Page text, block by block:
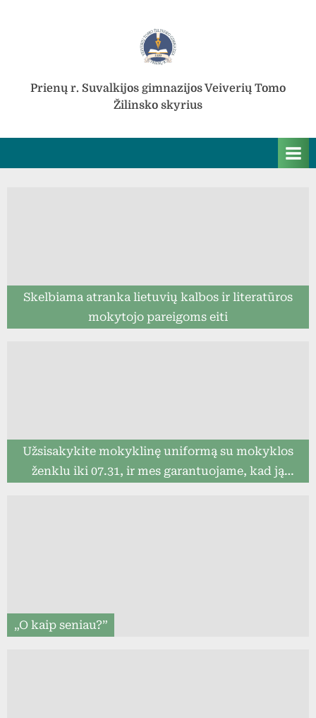
Prienų r. Suvalkijos gimnazijos Veiverių Tomo
Žilinsko skyrius
Skelbiama atranka lietuvių kalbos ir literatūros
mokytojo pareigoms eiti
Užsisakykite mokyklinę uniformą su mokyklos
ženklu iki 07.31, ir mes garantuojame, kad ją
„O kaip seniau?”